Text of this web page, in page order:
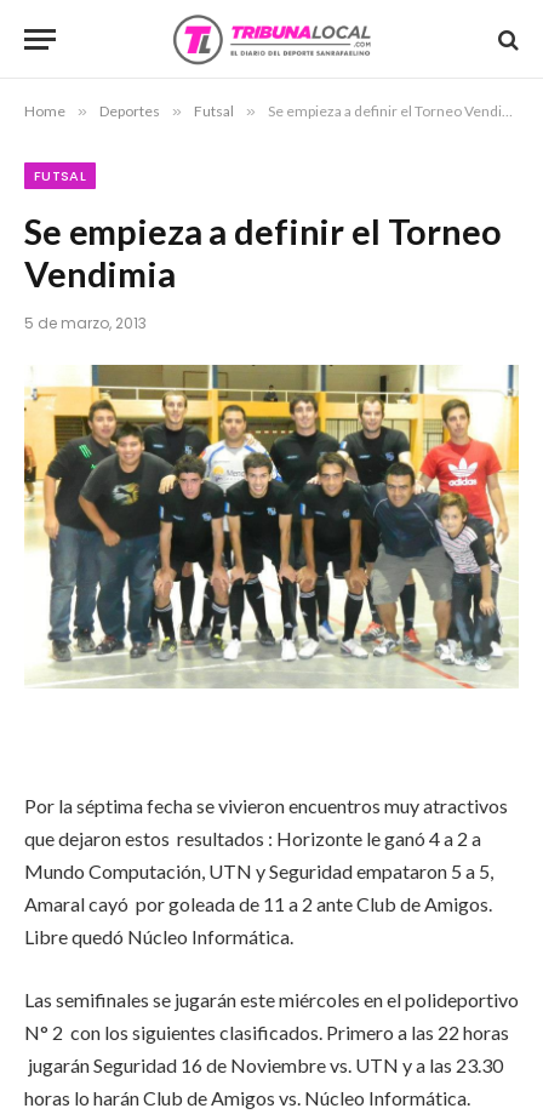
Home » Deportes » Futsal » Se empieza a definir el Torneo Vendimia
FUTSAL
Se empieza a definir el Torneo
Vendimia
5 de marzo, 2013
Por la séptima fecha se vivieron encuentros muy atractivos
que dejaron estos resultados : Horizonte le ganó 4 a 2 a
Mundo Computación, UTN y Seguridad empataron 5 a 5,
Amaral cayó por goleada de 11 a 2 ante Club de Amigos.
Libre quedó Núcleo Informática.
Las semifinales se jugarán este miércoles en el polideportivo
N° 2 con los siguientes clasificados. Primero a las 22 horas
jugarán Seguridad 16 de Noviembre vs. UTN y a las 23.30
horas lo harán Club de Amigos vs. Núcleo Informática.